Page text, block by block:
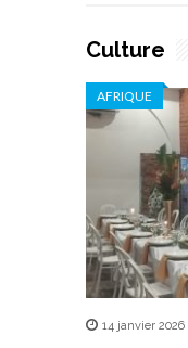
Culture
AFRIQUE
14 janvier 2026